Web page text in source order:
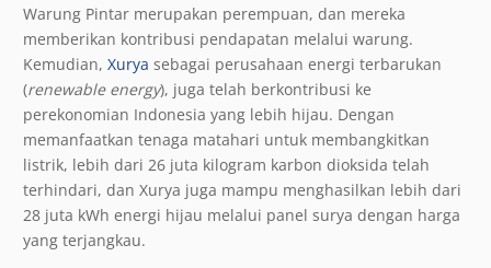
Warung Pintar merupakan perempuan, dan mereka
memberikan kontribusi pendapatan melalui warung.
Kemudian, Xurya sebagai perusahaan energi terbarukan
(renewable energy), juga telah berkontribusi ke
perekonomian Indonesia yang lebih hijau. Dengan
memanfaatkan tenaga matahari untuk membangkitkan
listrik, lebih dari 26 juta kilogram karbon dioksida telah
terhindari, dan Xurya juga mampu menghasilkan lebih dari
28 juta kWh energi hijau melalui panel surya dengan harga
yang terjangkau.